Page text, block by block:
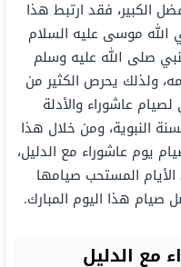
الكبير، فقد ارتبط هذا
موسى عليه السلام
صلى الله عليه وسلم
ولذلك يحرص الكثير من
عاشوراء والأدلة
النبوية، ومن خلال هذا
يوم عاشوراء مع الدليل،
المستحب صيامها
صيام هذا اليوم المبارك.
مع الدليل